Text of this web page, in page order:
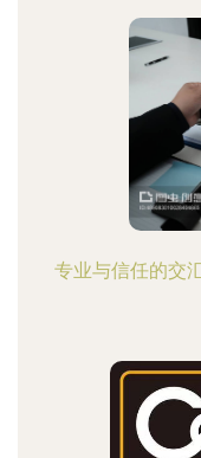
专业与信任的交